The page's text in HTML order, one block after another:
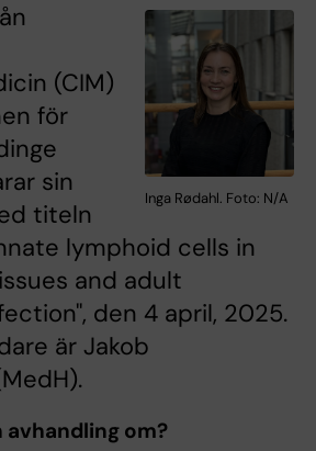
Inga Rødahl. Foto: N/A
(CIM)
för
sin
titeln
lymphoid cells in
and adult
den 4 april, 2025.
är Jakob
avhandling om?